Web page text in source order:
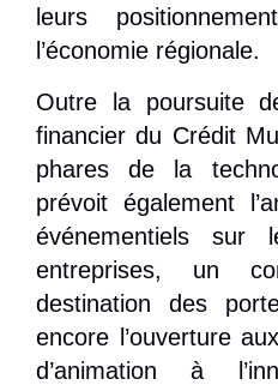
leurs
l’économie régionale.
Outre la poursuite
financier du Crédit
phares de la
prévoit également
événementiels sur
entreprises, un
destination des
encore
l’ouverture
d’animation à